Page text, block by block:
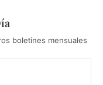
boletines mensuales